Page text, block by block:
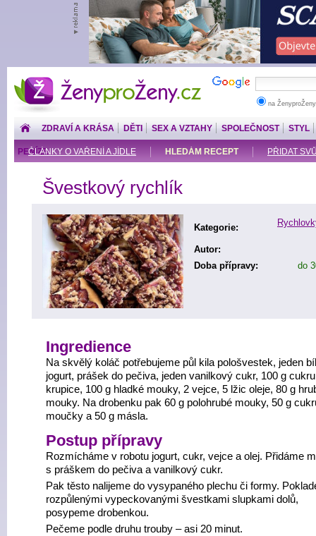
ŽenyproŽeny.cz
na
ZDRAVÍ A KRÁSA DĚTI SEX A VZTAHY SPOLEČNOST STYL
ČLÁNKY O VAŘENÍ A JÍDLE HLEDÁM RECEPT PŘIDAT
PENÍZE
Švestkový rychlík
Kategorie:
Autor:
Doba přípravy:
do
Ingredience
Na skvělý koláč potřebujeme půl kila pološvestek, jeden
jogurt, prášek do pečiva, jeden vanilkový cukr, 100 g cukru
krupice, 100 g hladké mouky, 2 vejce, 5 lžic oleje, 80 g
mouky. Na drobenku pak 60 g polohrubé mouky, 50 g
moučky a 50 g másla.
Postup přípravy
Rozmícháme v robotu jogurt, cukr, vejce a olej. Přidáme
s práškem do pečiva a vanilkový cukr.
Pak těsto nalijeme do vysypaného plechu či formy.
rozpůlenými vypeckovanými švestkami slupkami dolů,
posypeme drobenkou.
Pečeme podle druhu trouby – asi 20 minut.